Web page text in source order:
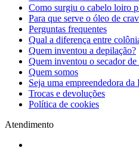
Como surgiu o cabelo loiro
Para que serve o óleo de
Perguntas frequentes
Qual a diferença entre
Quem inventou a depilação?
Quem inventou o secador de
Quem somos
Seja uma empreendedora da
Trocas e devoluções
Política de cookies
Atendimento